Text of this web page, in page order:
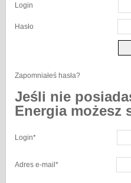
Login
Hasło
Zapomniałeś hasła?
Jeśli nie
Energia możesz
Login*
Adres e-mail *